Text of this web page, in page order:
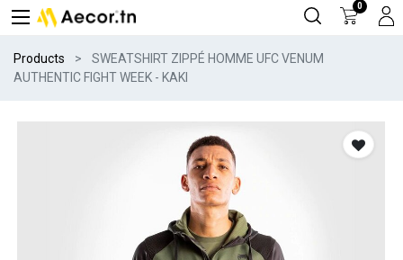
0
Products
SWEATSHIRT ZIPPÉ HOMME UFC VENUM
AUTHENTIC FIGHT WEEK - KAKI